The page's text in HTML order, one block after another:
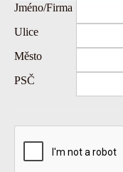
Jméno/Firma
Ulice
Město
PSČ